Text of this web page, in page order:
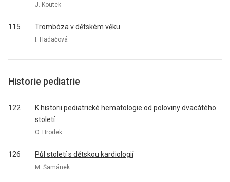
J. Koutek
115 Trombóza v dětském věku
I. Hadačová
Historie pediatrie
122
K historii pediatrické hematologie od poloviny dvacátého
století
O. Hrodek
126 Půl století s dětskou kardiologií
M. Šamánek